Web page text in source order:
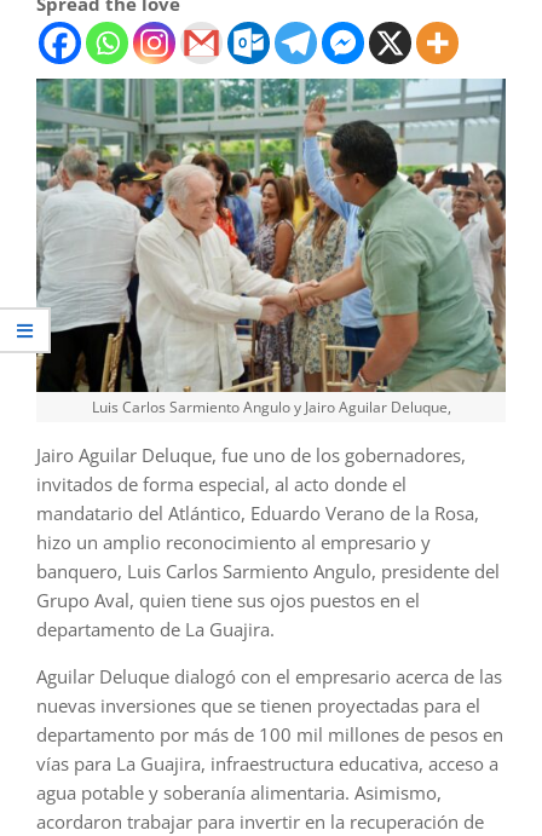
Luis Carlos Sarmiento Angulo y Jairo Aguilar Deluque,
Jairo Aguilar Deluque, fue uno de los gobernadores,
invitados de forma especial, al acto donde el
mandatario del Atlántico, Eduardo Verano de la Rosa,
hizo un amplio reconocimiento al empresario y
banquero, Luis Carlos Sarmiento Angulo, presidente del
Grupo Aval, quien tiene sus ojos puestos en el
departamento de La Guajira.
Aguilar Deluque dialogó con el empresario acerca de las
nuevas inversiones que se tienen proyectadas para el
departamento por más de 100 mil millones de pesos en
vías para La Guajira, infraestructura educativa, acceso a
agua potable y soberanía alimentaria. Asimismo,
acordaron trabajar para invertir en la recuperación de